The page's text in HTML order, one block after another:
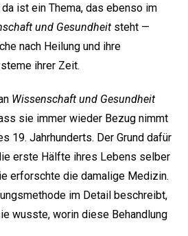
da ist ein Thema, das ebenso im
und Gesundheit steht —
nach Heilung und ihre
ihrer Zeit.
Wissenschaft und Gesundheit
sie immer wieder Bezug nimmt
19. Jahrhunderts. Der Grund dafür
erste Hälfte ihres Lebens selber
erforschte die damalige Medizin.
im Detail beschreibt,
wusste, worin diese Behandlung